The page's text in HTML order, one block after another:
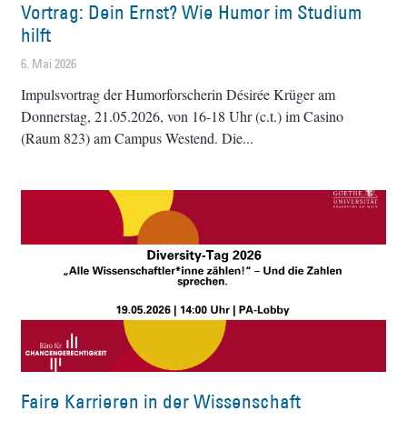
Vortrag: Dein Ernst? Wie Humor im Studium
hilft
6. Mai 2026
Impulsvortrag der Humorforscherin Désirée Krüger am
Donnerstag, 21.05.2026, von 16-18 Uhr (c.t.) im Casino
(Raum 823) am Campus Westend. Die
Faire Karrieren in der Wissenschaft